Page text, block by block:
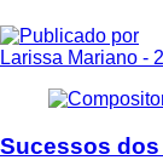
Larissa Mariano -
Sucessos